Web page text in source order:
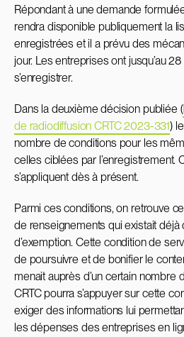
Répondant à une demande
rendra disponible publiquement la
enregistrées et il a prévu des
jour. Les entreprises ont jusqu’au
s’enregistrer.
Dans la deuxième décision publiée (
de radiodiffusion CRTC 2023-331)
nombre de conditions pour les
celles ciblées par l’enregistrement.
s’appliquent dès à présent.
Parmi ces conditions, on retrouve
de renseignements qui existait déjà
d’exemption. Cette condition de
de poursuivre et de bonifier le
menait auprès d’un certain nombre
CRTC pourra s’appuyer sur cette
exiger des informations lui
les dépenses des entreprises en